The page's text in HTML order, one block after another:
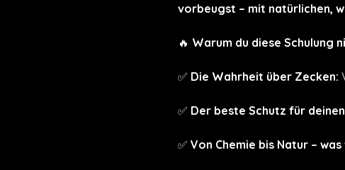
vorbeugst – mit natürlichen,
🔥 Warum du diese Schulung
✅ Die Wahrheit über Zecken:
✅ Der beste Schutz für deinen
✅ Von Chemie bis Natur –